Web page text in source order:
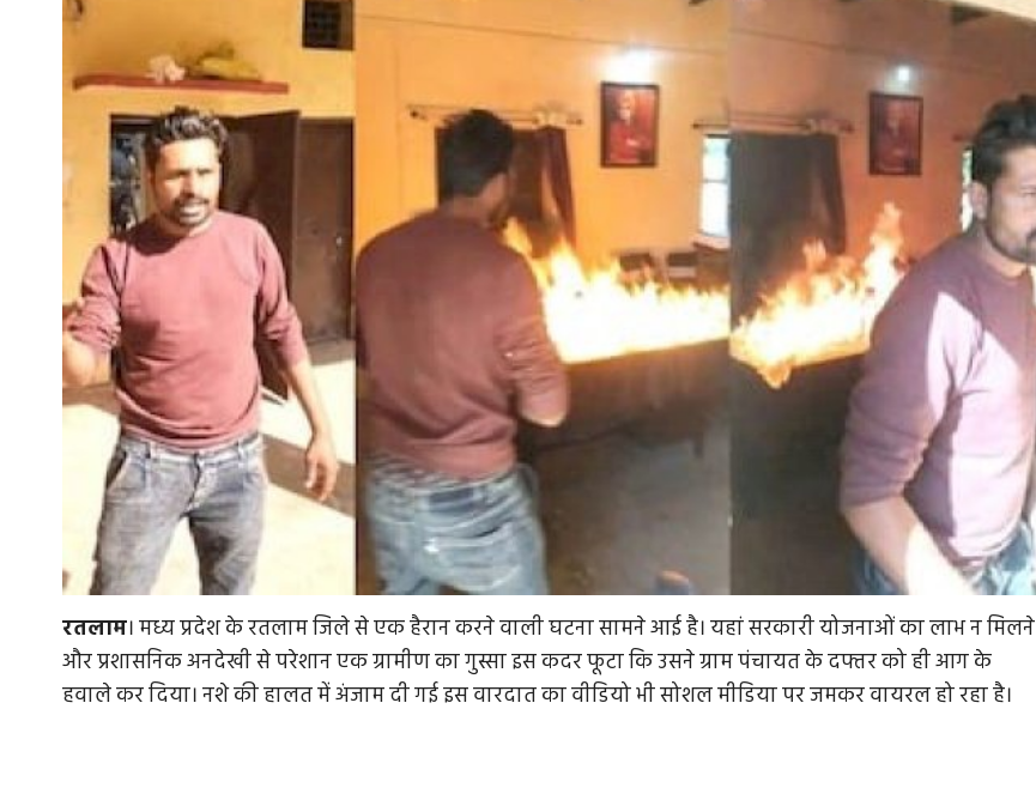
रतलाम। मध्य प्रदेश के रतलाम जिले से एक हैरान करने वाली घटना सामने आई है। यहां सरकारी योजनाओं का लाभ न मिलने
और प्रशासनिक अनदेखी से परेशान एक ग्रामीण का गुस्सा इस कदर फूटा कि उसने ग्राम पंचायत के दफ्तर को ही आग के
हवाले कर दिया। नशे की हालत में अंजाम दी गई इस वारदात का वीडियो भी सोशल मीडिया पर जमकर वायरल हो रहा है।